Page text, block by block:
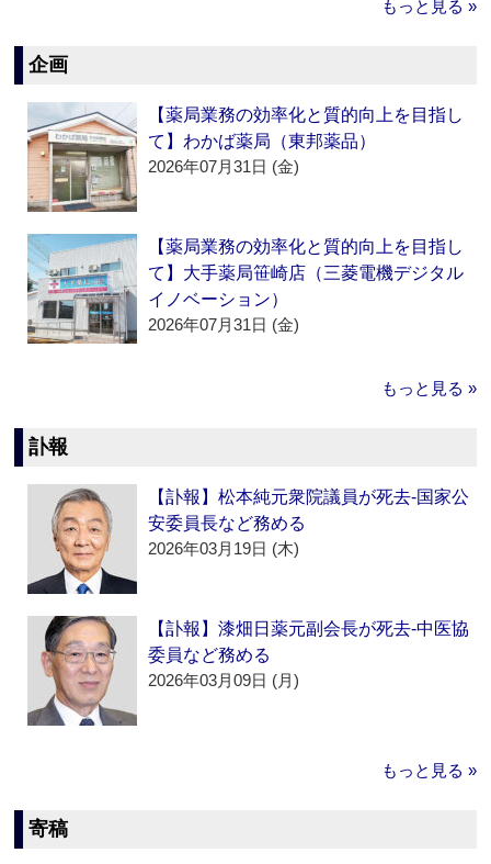
もっと見る »
企画
【薬局業務の効率化と質的向上を目指し
て】わかば薬局（東邦薬品）
2026年07月31日 (金)
【薬局業務の効率化と質的向上を目指し
て】大手薬局笹崎店（三菱電機デジタル
イノベーション）
2026年07月31日 (金)
もっと見る »
訃報
【訃報】松本純元衆院議員が死去‐国家公
安委員長など務める
2026年03月19日 (木)
【訃報】漆畑日薬元副会長が死去‐中医協
委員など務める
2026年03月09日 (月)
もっと見る »
寄稿